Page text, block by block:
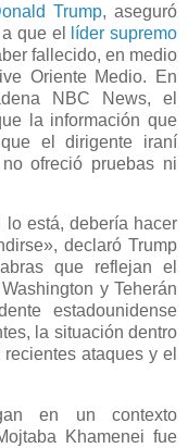
Trump, aseguró
que el
líder supremo
fallecido, en medio
Oriente Medio. En
NBC News, el
la información que
el dirigente iraní
ofreció pruebas ni
está, debería hacer
declaró Trump
que reflejan el
y Teherán
estadounidense
la situación dentro
ataques y el
en un contexto
Khamenei fue